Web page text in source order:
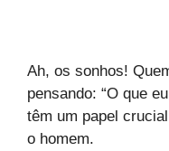
Ah, os sonhos!
pensando: “O que
têm um papel
o homem.